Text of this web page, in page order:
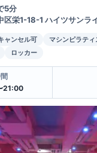
5分
区栄1-18-1 ハイツサンラ
ャンセル可
マシンピラティ
ロッカー
21:00